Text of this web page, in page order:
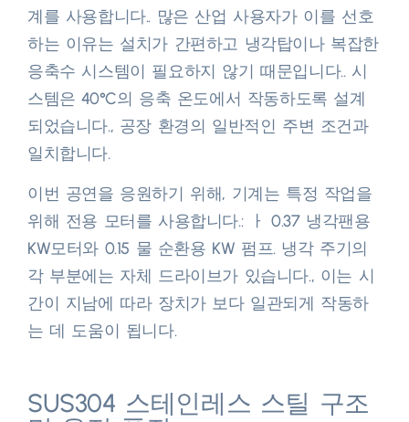
계를 사용합니다.. 많은 산업 사용자가 이를 선호
하는 이유는 설치가 간편하고 냉각탑이나 복잡한
응축수 시스템이 필요하지 않기 때문입니다.. 시
스템은 40°C의 응축 온도에서 작동하도록 설계
되었습니다., 공장 환경의 일반적인 주변 조건과
일치합니다.​
이번 공연을 응원하기 위해, 기계는 특정 작업을
위해 전용 모터를 사용합니다.: ㅏ 0.37 냉각팬용
KW모터와 0.15 물 순환용 KW 펌프. 냉각 주기의
각 부분에는 자체 드라이브가 있습니다., 이는 시
간이 지남에 따라 장치가 보다 일관되게 작동하
는 데 도움이 됩니다.​
SUS304 스테인레스 스틸 구조